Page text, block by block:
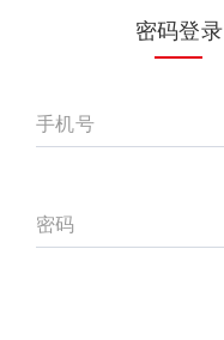
密码登录
手机号
密码